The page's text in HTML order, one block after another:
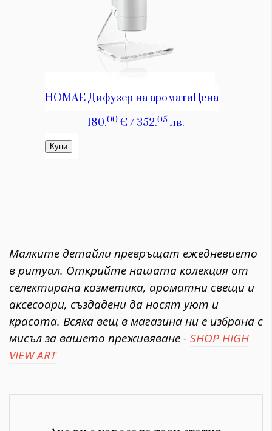
Малките детайли превръщат ежедневието
в ритуал. Открийте нашата колекция от
селектирана козметика, ароматни свещи и
аксесоари, създадени да носят уют и
красота. Всяка вещ в магазина ни е избрана с
мисъл за вашето преживяване -SHOP HIGH
VIEW ART